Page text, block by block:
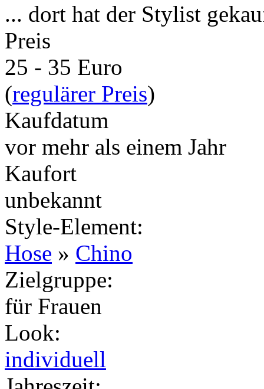
... dort hat der Stylist
Preis
25 - 35 Euro
(regulärer Preis)
Kaufdatum
vor mehr als einem Jahr
Kaufort
unbekannt
Style-Element:
Hose » Chino
Zielgruppe:
für Frauen
Look:
individuell